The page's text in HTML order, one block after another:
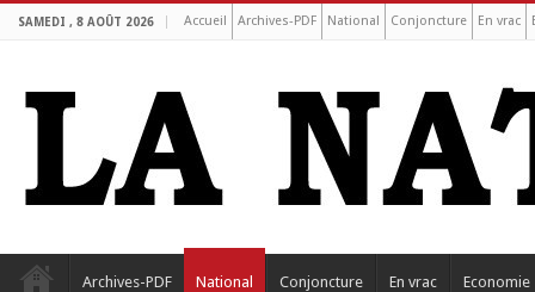
SAMEDI , 8 AOÛT 2026 Accueil Archives-PDF National Conjoncture En vrac
Archives-PDF National Conjoncture En vrac Economie